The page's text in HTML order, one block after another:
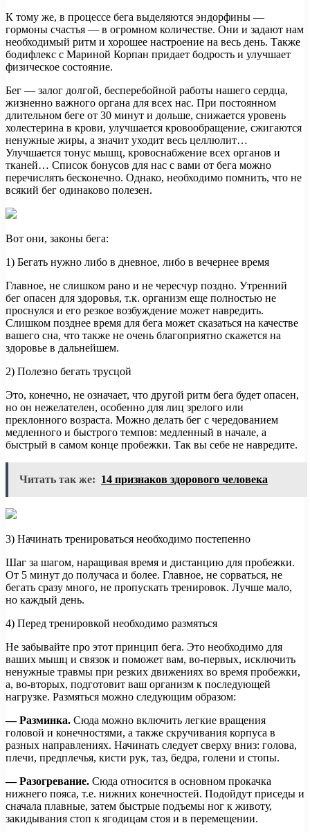
К тому же, в процессе бега выделяются эндорфины —
гормоны счастья — в огромном количестве. Они и задают нам
необходимый ритм и хорошее настроение на весь день. Также
бодифлекс с Мариной Корпан придает бодрость и улучшает
физическое состояние.
Бег — залог долгой, бесперебойной работы нашего сердца,
жизненно важного органа для всех нас. При постоянном
длительном беге от 30 минут и дольше, снижается уровень
холестерина в крови, улучшается кровообращение, сжигаются
ненужные жиры, а значит уходит весь целлюлит…
Улучшается тонус мышц, кровоснабжение всех органов и
тканей… Список бонусов для нас с вами от бега можно
перечислять бесконечно. Однако, необходимо помнить, что не
всякий бег одинаково полезен.
Вот они, законы бега:
1) Бегать нужно либо в дневное, либо в вечернее время
Главное, не слишком рано и не чересчур поздно. Утренний
бег опасен для здоровья, т.к. организм еще полностью не
проснулся и его резкое возбуждение может навредить.
Слишком позднее время для бега может сказаться на качестве
вашего сна, что также не очень благоприятно скажется на
здоровье в дальнейшем.
2) Полезно бегать трусцой
Это, конечно, не означает, что другой ритм бега будет опасен,
но он нежелателен, особенно для лиц зрелого или
преклонного возраста. Можно делать бег с чередованием
медленного и быстрого темпов: медленный в начале, а
быстрый в самом конце пробежки. Так вы себе не навредите.
Читать так же: 14 признаков здорового человека
3) Начинать тренироваться необходимо постепенно
Шаг за шагом, наращивая время и дистанцию для пробежки.
От 5 минут до получаса и более. Главное, не сорваться, не
бегать сразу много, не пропускать тренировок. Лучше мало,
но каждый день.
4) Перед тренировкой необходимо размяться
Не забывайте про этот принцип бега. Это необходимо для
ваших мышц и связок и поможет вам, во-первых, исключить
ненужные травмы при резких движениях во время пробежки,
а, во-вторых, подготовит ваш организм к последующей
нагрузке. Размяться можно следующим образом:
— Разминка. Сюда можно включить легкие вращения
головой и конечностями, а также скручивания корпуса в
разных направлениях. Начинать следует сверху вниз: голова,
плечи, предплечья, кисти рук, таз, бедра, голени и стопы.
— Разогревание. Сюда относится в основном прокачка
нижнего пояса, т.е. нижних конечностей. Подойдут приседы и
сначала плавные, затем быстрые подъемы ног к животу,
закидывания стоп к ягодицам стоя и в перемещении.